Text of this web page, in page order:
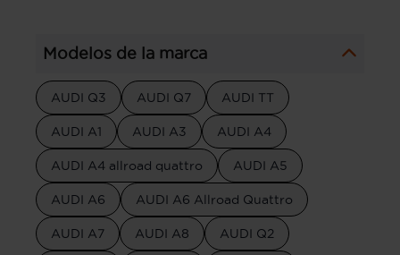
Modelos de la marca
AUDI Q3 AUDI Q7 AUDI TT
AUDI A1 AUDI A3 AUDI A4
AUDI A4 allroad quattro AUDI A5
AUDI A6 AUDI A6 Allroad Quattro
AUDI A7 AUDI A8 AUDI Q2